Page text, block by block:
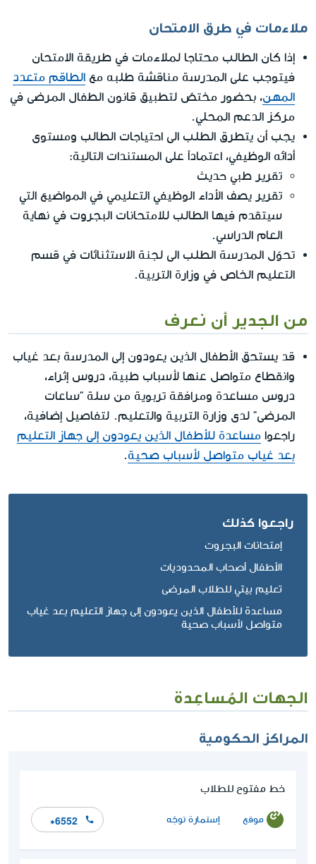
ملاءمات في طرق الامتحان
إذا كان الطالب محتاجا لملاءمات في طريقة الامتحان
فيتوجب على المدرسة مناقشة طلبه مع الطاقم متعدد
المهن، بحضور مختصّ لتطبيق قانون الطفال المرضى في
مركز الدعم المحلي.
يجب أن يتطرق الطلب الى احتياجات الطالب ومستوى
أدائه الوظيفي، اعتماداً على المستندات التالية:
تقرير طبي حديث
تقرير يصف الأداء الوظيفي التعليمي في المواضيع التي
سيتقدم فيها الطالب للامتحانات البجروت في نهاية
العام الدراسي.
تحوّل المدرسة الطلب الى لجنة الاستثنائات في قسم
التعليم الخاص في وزارة التربية.
من الجدير أن نعرف
قد يستحق الأطفال الذين يعودون إلى المدرسة بعد غياب
وانقطاع متواصل عنها لأسباب طبية، دروس إثراء،
دروس مساعدة ومرافقة تربوية من سلة "ساعات
المرضى" لدى وزارة التربية والتعليم. لتفاصيل إضافية،
راجعوا مساعدة للأطفال الذين يعودون إلى جهاز التعليم
بعد غياب متواصل لأسباب صحية.
راجعوا كذلك
إمتحانات البجروت
الأطفال أصحاب المحدوديات
تعليم بيتي للطلاب المرضى
مساعدة للأطفال الذين يعودون إلى جهاز التعليم بعد غياب
متواصل لأسباب صحية
الجهات المُساعِدة
المراكز الحكومية
خط مفتوح للطلاب
موقع إستمارة توجّه *6552